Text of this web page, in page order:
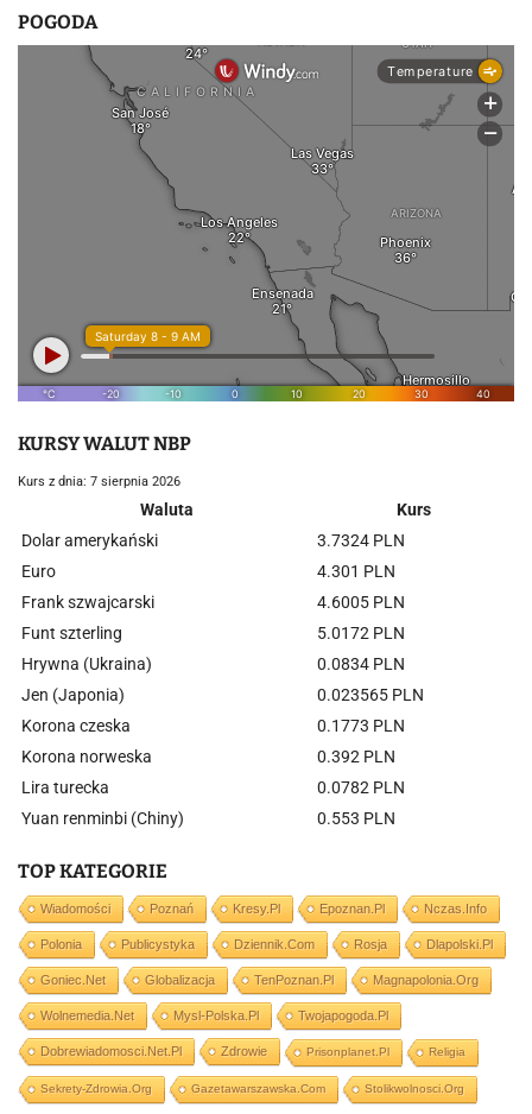
POGODA
KURSY WALUT NBP
Kurs z dnia: 7 sierpnia 2026
Waluta
Kurs
Dolar amerykański
3.7324 PLN
Euro
4.301 PLN
Frank szwajcarski
4.6005 PLN
Funt szterling
5.0172 PLN
Hrywna (Ukraina)
0.0834 PLN
Jen (Japonia)
0.023565 PLN
Korona czeska
0.1773 PLN
Korona norweska
0.392 PLN
Lira turecka
0.0782 PLN
Yuan renminbi (Chiny)
0.553 PLN
TOP KATEGORIE
Wiadomości Poznań Kresy.pl Epoznan.pl Nczas.info
Polonia Publicystyka Dziennik.com Rosja Dlapolski.pl
Goniec.net Globalizacja TenPoznan.pl Magnapolonia.org
Wolnemedia.net Mysl-Polska.pl Twojapogoda.pl
Dobrewiadomosci.net.pl Zdrowie Prisonplanet.pl Religia
Sekrety-Zdrowia.org Gazetawarszawska.com Stolikwolnosci.org